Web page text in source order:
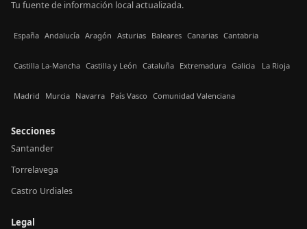
Tu fuente de información local actualizada.
España Andalucía Aragón Asturias Baleares Canarias Cantabria
Castilla La-Mancha Castilla y León Cataluña Extremadura Galicia La Rioja
Madrid Murcia Navarra País Vasco Comunidad Valenciana
Secciones
Santander
Torrelavega
Castro Urdiales
Legal